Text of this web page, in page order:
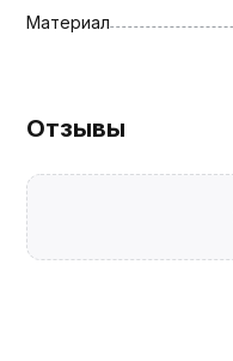
Материал
Отзывы